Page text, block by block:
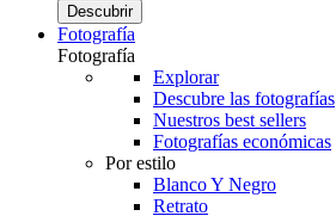
Descubrir
Fotografía
Fotografía
Explorar
Descubre las fotografías
Nuestros best sellers
Fotografías económicas
Por estilo
Blanco Y Negro
Retrato